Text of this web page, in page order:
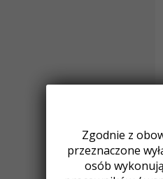
Zgodnie z
przeznaczone
osób